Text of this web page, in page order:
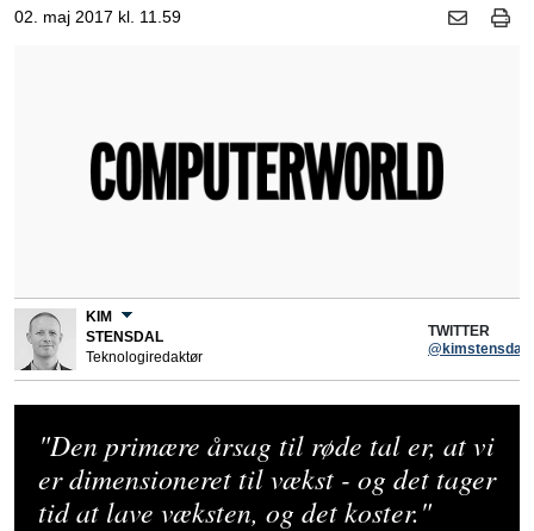
02. maj 2017 kl. 11.59
KIM
STENSDAL
Teknologiredaktør
TWITTER
@kimstensdal
"Den primære årsag til røde tal er, at vi
er dimensioneret til vækst - og det tager
tid at lave væksten, og det koster."